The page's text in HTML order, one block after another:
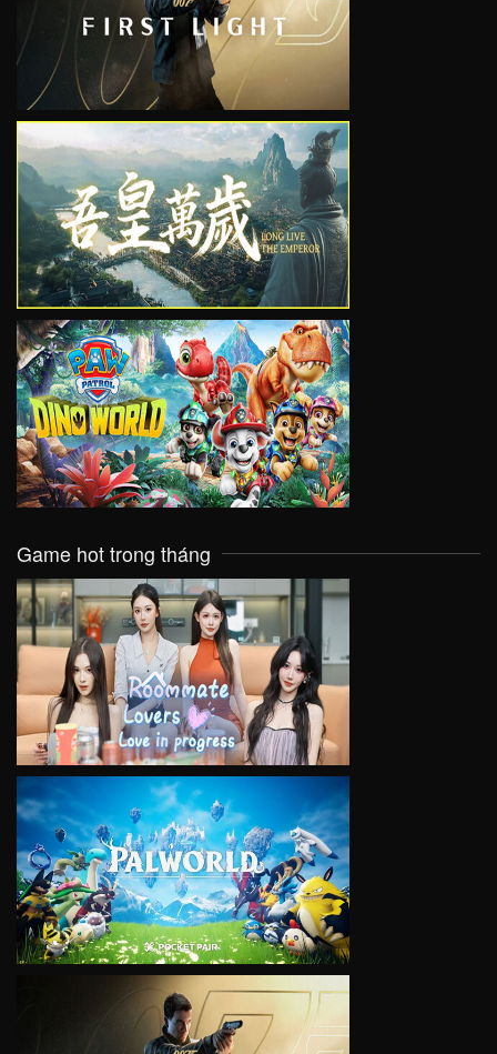
VIEW
VIEW
VIEW
Game hot trong tháng
VIEW
VIEW